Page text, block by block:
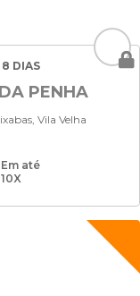
DIAS
PENHA
Vila Velha
Em até
10X